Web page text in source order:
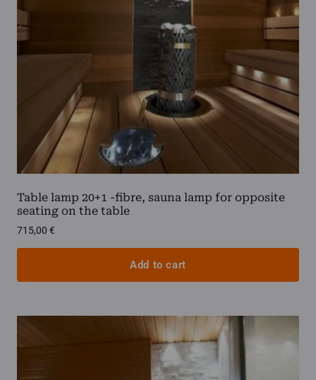
Table lamp 20+1 -fibre, sauna lamp for opposite
seating on the table
715,00 €
Add to cart